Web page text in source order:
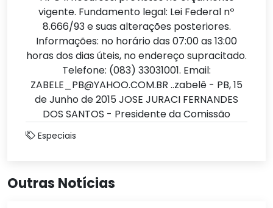
vigente. Fundamento legal: Lei Federal nº
8.666/93 e suas alterações posteriores.
Informações: no horário das 07:00 as 13:00
horas dos dias úteis, no endereço supracitado.
Telefone: (083) 33031001. Email:
ZABELE_PB@YAHOO.COM.BR ..zabelê - PB, 15
de Junho de 2015 JOSE JURACI FERNANDES
DOS SANTOS - Presidente da Comissão
Especiais
Outras Notícias